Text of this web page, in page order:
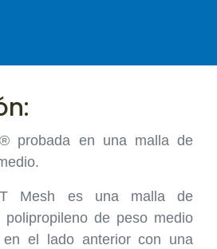
probada en una malla de
Mesh es una malla de
polipropileno de peso medio
en el lado anterior con una